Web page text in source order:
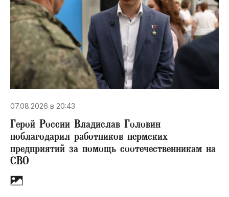
07.08.2026 в 20:43
Герой России Владислав Головин
поблагодарил работников пермских
предприятий за помощь соотечественникам на
СВО